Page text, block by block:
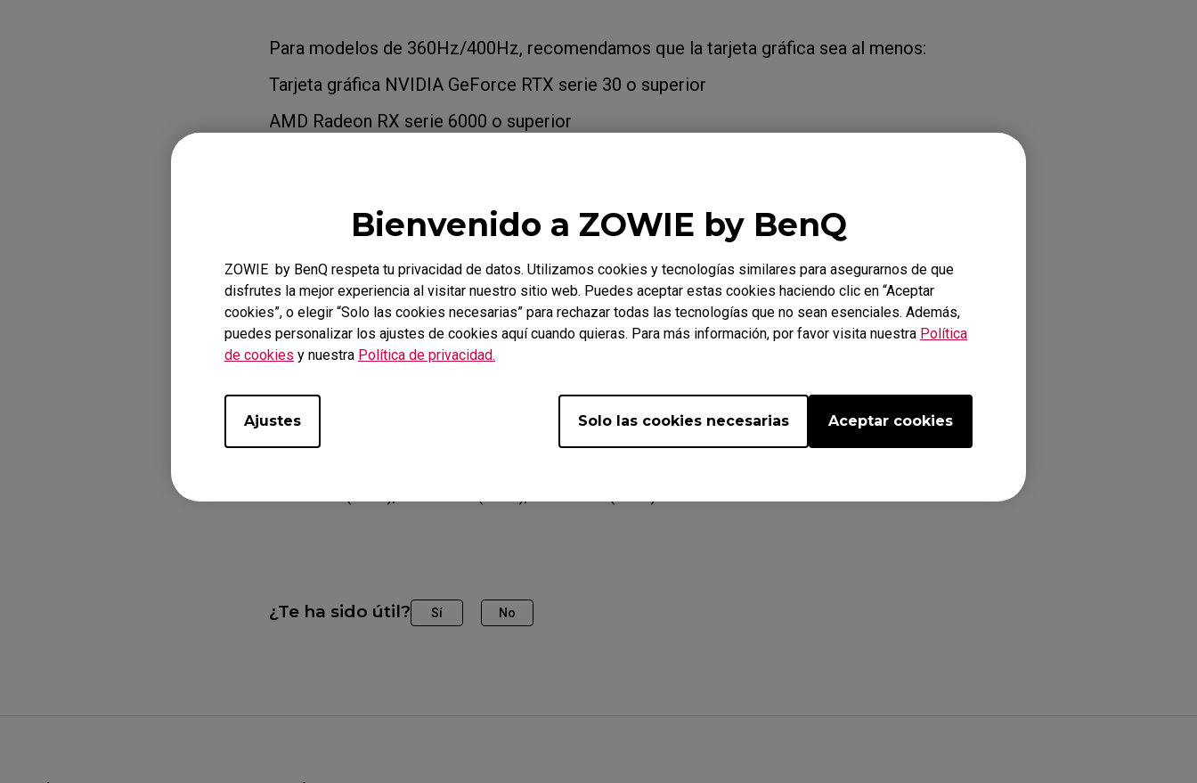
Bienvenido a ZOWIE by BenQ
ZOWIE by BenQ respeta tu privacidad de datos. Utilizamos cookies y tecnologías similares para asegurarnos de que
disfrutes la mejor experiencia al visitar nuestro sitio web. Puedes aceptar estas cookies haciendo clic en “Aceptar
cookies”, o elegir “Solo las cookies necesarias” para rechazar todas las tecnologías que no sean esenciales. Además,
puedes personalizar los ajustes de cookies aquí cuando quieras. Para más información, por favor visita nuestra Política
de cookies y nuestra Política de privacidad.
Ajustes Solo las cookies necesarias Aceptar cookies
Para modelos de 360Hz/400Hz, recomendamos que la tarjeta gráfica sea al menos:
Tarjeta gráfica NVIDIA GeForce RTX serie 30 o superior
AMD Radeon RX serie 6000 o superior
Tarjeta gráfica NVIDIA GeForce RTX serie 40 o superior
AMD Radeon RX serie 7000 o superior
Nota: para cualquier duda sobre la compatibilidad y capacidad de tu GPU, contacta
al fabricante de tu tarjeta gráfica.
¿Te ha sido útil? Sí No